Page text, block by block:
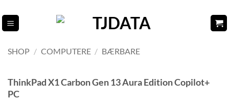
til
indhold
SHOP / COMPUTERE / BÆRBARE
ThinkPad X1 Carbon Gen 13 Aura Edition Copilot+
PC